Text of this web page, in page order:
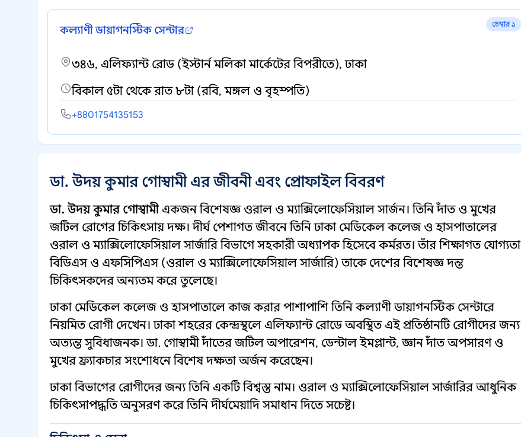
চেম্বার ১
কল্যাণী ডায়াগনস্টিক সেন্টার
৩৪৬, এলিফ্যান্ট রোড (ইস্টার্ন মলিকা মার্কেটের বিপরীতে), ঢাকা
বিকাল ৫টা থেকে রাত ৮টা (রবি, মঙ্গল ও বৃহস্পতি)
+8801754135153
ডা. উদয় কুমার গোস্বামী এর জীবনী এবং প্রোফাইল বিবরণ
ডা. উদয় কুমার গোস্বামীএকজন বিশেষজ্ঞ ওরাল ও ম্যাক্সিলোফেসিয়াল সার্জন। তিনি দাঁত ও মুখের
জটিল রোগের চিকিৎসায় দক্ষ। দীর্ঘ পেশাগত জীবনে তিনি ঢাকা মেডিকেল কলেজ ও হাসপাতালের
ওরাল ও ম্যাক্সিলোফেসিয়াল সার্জারি বিভাগে সহকারী অধ্যাপক হিসেবে কর্মরত। তাঁর শিক্ষাগত যোগ্যতা
বিডিএস ও এফসিপিএস (ওরাল ও ম্যাক্সিলোফেসিয়াল সার্জারি) তাকে দেশের বিশেষজ্ঞ দন্ত
চিকিৎসকদের অন্যতম করে তুলেছে।
ঢাকা মেডিকেল কলেজ ও হাসপাতালে কাজ করার পাশাপাশি তিনি কল্যাণী ডায়াগনস্টিক সেন্টারে
নিয়মিত রোগী দেখেন। ঢাকা শহরের কেন্দ্রস্থলে এলিফ্যান্ট রোডে অবস্থিত এই প্রতিষ্ঠানটি রোগীদের জন্য
অত্যন্ত সুবিধাজনক। ডা. গোস্বামী দাঁতের জটিল অপারেশন, ডেন্টাল ইমপ্লান্ট, জ্ঞান দাঁত অপসারণ ও
মুখের ফ্র্যাকচার সংশোধনে বিশেষ দক্ষতা অর্জন করেছেন।
ঢাকা বিভাগের রোগীদের জন্য তিনি একটি বিশ্বস্ত নাম। ওরাল ও ম্যাক্সিলোফেসিয়াল সার্জারির আধুনিক
চিকিৎসাপদ্ধতি অনুসরণ করে তিনি দীর্ঘমেয়াদি সমাধান দিতে সচেষ্ট।